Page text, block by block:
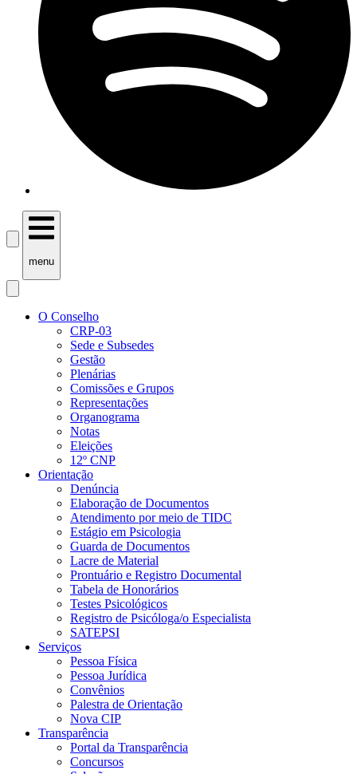
menu
O Conselho
CRP-03
Sede e Subsedes
Gestão
Plenárias
Comissões e Grupos
Representações
Organograma
Notas
Eleições
12º CNP
Orientação
Denúncia
Elaboração de Documentos
Atendimento por meio de TIDC
Estágio em Psicologia
Guarda de Documentos
Lacre de Material
Prontuário e Registro Documental
Tabela de Honorários
Testes Psicológicos
Registro de Psicóloga/o Especialista
SATEPSI
Serviços
Pessoa Física
Pessoa Jurídica
Convênios
Palestra de Orientação
Nova CIP
Transparência
Portal da Transparência
Concursos